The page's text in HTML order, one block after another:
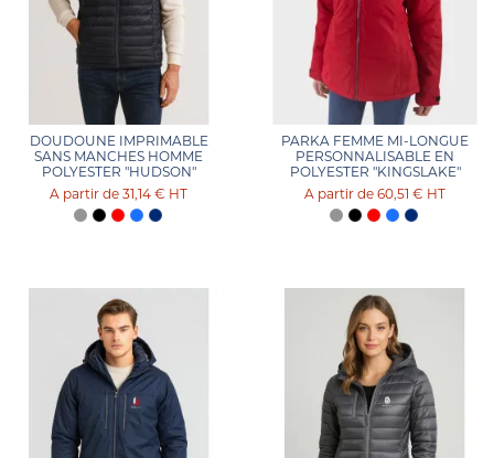
DOUDOUNE IMPRIMABLE
SANS MANCHES HOMME
POLYESTER "HUDSON"
31,14 € HT
PARKA FEMME MI-LONGUE
PERSONNALISABLE EN
POLYESTER "KINGSLAKE"
60,51 € HT